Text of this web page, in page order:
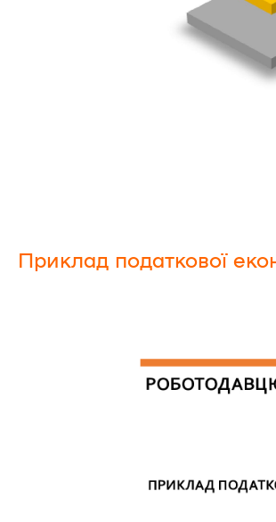
Приклад податкової